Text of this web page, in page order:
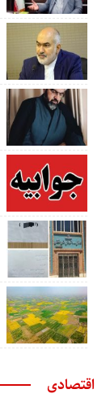
اقتصادی